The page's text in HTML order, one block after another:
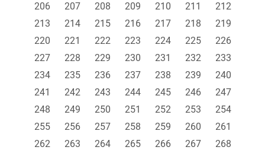
206
207 208 209 210 211
212
213
214 215 216 217 218
219
220
221 222 223 224 225
226
227
228 229 230 231 232
233
234
235 236 237 238 239
240
241
242 243 244 245 246
247
248
249 250 251 252 253
254
255
256 257 258 259 260
261
262
263 264 265 266 267
268